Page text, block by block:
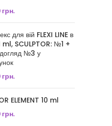
грн.
для вій FLEXI LINE в
ml, SCULPTOR: №1 +
№3 у
грн.
ELEMENT 10 ml
грн.